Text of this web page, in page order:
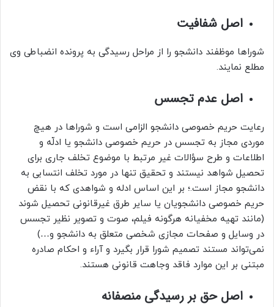
اصل شفافیت
شوراها موظفند دانشجو را از مراحل رسیدگی به پرونده انضباطی وی
مطلع نمایند.
اصل عدم تجسس
رعایت حریم خصوصی دانشجو الزامی است و شوراها در هیچ
موردی مجاز به تجسس در حریم خصوصی دانشجو یا ادلّه و
اطلاعات و طرح سؤالات غیر مرتبط با موضوع تخلف جاری برای
تحصیل شواهد نیستند و تحقیق تنها در مورد تخلف انتسابی به
دانشجو مجاز است.؛ بر این اساس ادله و شواهدی که با نقض
حریم خصوصی دانشجویان یا سایر طرق غیرقانونی تحصیل شوند
(مانند تهیه مخفیانه هرگونه فیلم، صوت و تصویر نظیر تجسس
در وسایل و صفحات مجازی شخصی متعلق به دانشجو و…)
نمی‌تواند مستند تصمیم شورا قرار بگیرد و آراء و احکام صادره
مبتنی بر این موارد فاقد وجاهت قانونی هستند.
اصل حق بر رسیدگی منصفانه